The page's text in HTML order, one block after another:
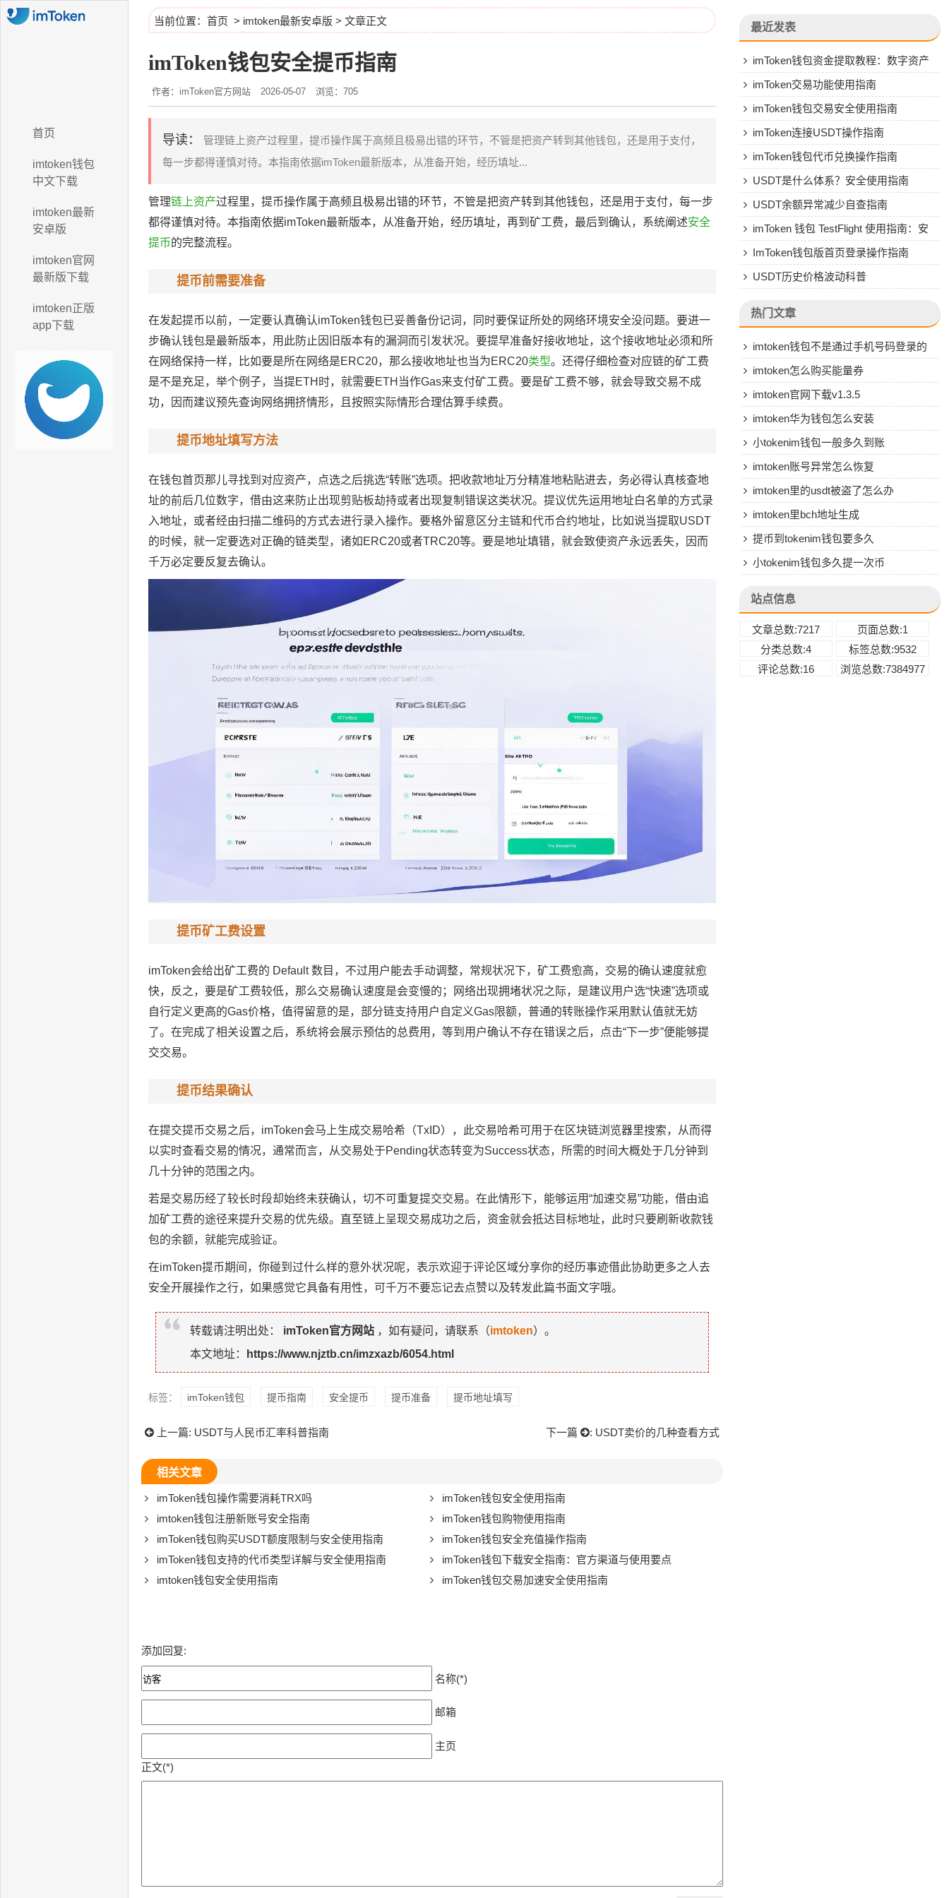
首页
imtoken钱包
中文下载
imtoken最新
安卓版
imtoken官网
最新版下载
imtoken正版
app下载
当前位置： 首页 > imtoken最新安卓版 > 文章正文
imToken钱包安全提币指南
作者：imToken官方网站 2026-05-07 浏览：705
导读：
管理链上资产过程里，提币操作属于高频且极易出错的环节，不管是把资产转到其他钱包，还是用于支付，
每一步都得谨慎对待。本指南依据imToken最新版本，从准备开始，经历填址...
管理链上资产过程里，提币操作属于高频且极易出错的环节，不管是把资产转到其他钱包，还是用于支付，每一步
都得谨慎对待。本指南依据imToken最新版本，从准备开始，经历填址，再到矿工费，最后到确认，系统阐述安全
提币的完整流程。
提币前需要准备
在发起提币以前，一定要认真确认imToken钱包已妥善备份记词，同时要保证所处的网络环境安全没问题。要进一
步确认钱包是最新版本，用此防止因旧版本有的漏洞而引发状况。要提早准备好接收地址，这个接收地址必须和所
在网络保持一样，比如要是所在网络是ERC20，那么接收地址也当为ERC20类型。还得仔细检查对应链的矿工费
是不是充足，举个例子，当提ETH时，就需要ETH当作Gas来支付矿工费。要是矿工费不够，就会导致交易不成
功，因而建议预先查询网络拥挤情形，且按照实际情形合理估算手续费。
提币地址填写方法
在钱包首页那儿寻找到对应资产，点选之后挑选“转账”选项。把收款地址万分精准地粘贴进去，务必得认真核查地
址的前后几位数字，借由这来防止出现剪贴板劫持或者出现复制错误这类状况。提议优先运用地址白名单的方式录
入地址，或者经由扫描二维码的方式去进行录入操作。要格外留意区分主链和代币合约地址，比如说当提取USDT
的时候，就一定要选对正确的链类型，诸如ERC20或者TRC20等。要是地址填错，就会致使资产永远丢失，因而
千万必定要反复去确认。
提币矿工费设置
imToken会给出矿工费的 Default 数目，不过用户能去手动调整，常规状况下，矿工费愈高，交易的确认速度就愈
快，反之，要是矿工费较低，那么交易确认速度是会变慢的；网络出现拥堵状况之际，是建议用户选“快速”选项或
自行定义更高的Gas价格，值得留意的是，部分链支持用户自定义Gas限额，普通的转账操作采用默认值就无妨
了。在完成了相关设置之后，系统将会展示预估的总费用，等到用户确认不存在错误之后，点击“下一步”便能够提
交交易。
提币结果确认
在提交提币交易之后，imToken会马上生成交易哈希（TxID），此交易哈希可用于在区块链浏览器里搜索，从而得
以实时查看交易的情况，通常而言，从交易处于Pending状态转变为Success状态，所需的时间大概处于几分钟到
几十分钟的范围之内。
若是交易历经了较长时段却始终未获确认，切不可重复提交交易。在此情形下，能够运用“加速交易”功能，借由追
加矿工费的途径来提升交易的优先级。直至链上呈现交易成功之后，资金就会抵达目标地址，此时只要刷新收款钱
包的余额，就能完成验证。
在imToken提币期间，你碰到过什么样的意外状况呢，表示欢迎于评论区域分享你的经历事迹借此协助更多之人去
安全开展操作之行，如果感觉它具备有用性，可千万不要忘记去点赞以及转发此篇书面文字哦。
转载请注明出处： imToken官方网站 ，如有疑问，请联系（imtoken）。
本文地址：
https://www.njztb.cn/imzxazb/6054.html
标签： imToken钱包 提币指南 安全提币 提币准备 提币地址填写
上一篇: USDT与人民币汇率科普指南 下一篇 : USDT卖价的几种查看方式
相关文章
imToken钱包操作需要消耗TRX吗
imToken钱包安全使用指南
imtoken钱包注册新账号安全指南
imToken钱包购物使用指南
imToken钱包购买USDT额度限制与安全使用指南
imToken钱包安全充值操作指南
imToken钱包支持的代币类型详解与安全使用指南
imToken钱包下载安全指南：官方渠道与使用要点
imtoken钱包安全使用指南
imToken钱包交易加速安全使用指南
添加回复:
名称(*)
邮箱
主页
正文(*)
最近发表
imToken钱包资金提取教程：数字资产
转人民币操作指南
imToken交易功能使用指南
imToken钱包交易安全使用指南
imToken连接USDT操作指南
imToken钱包代币兑换操作指南
USDT是什么体系？安全使用指南
USDT余额异常减少自查指南
imToken 钱包 TestFlight 使用指南：安
全安装与风险防范
ImToken钱包版首页登录操作指南
USDT历史价格波动科普
热门文章
imtoken钱包不是通过手机号码登录的
吗imtoken怎么购买能量券
imtoken官网下载v1.3.5
imtoken华为钱包怎么安装
小tokenim钱包一般多久到账
imtoken账号异常怎么恢复
imtoken里的usdt被盗了怎么办
imtoken里bch地址生成
提币到tokenim钱包要多久
小tokenim钱包多久提一次币
站点信息
文章总数:7217
页面总数:1
分类总数:4
标签总数:9532
评论总数:16
浏览总数:7384977